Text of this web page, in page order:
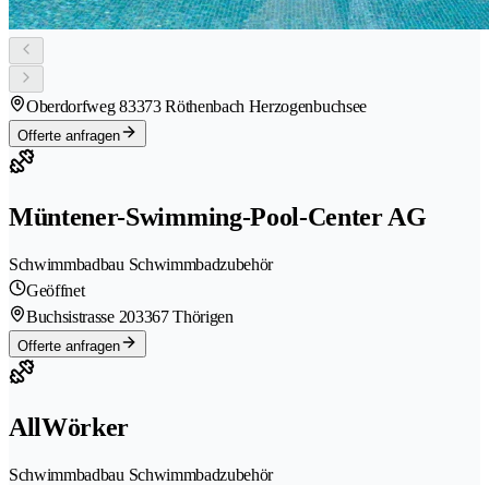
Oberdorfweg 83373 Röthenbach Herzogenbuchsee
Offerte anfragen
Müntener-Swimming-Pool-Center AG
Schwimmbadbau Schwimmbadzubehör
Geöffnet
Buchsistrasse 203367 Thörigen
Offerte anfragen
AllWörker
Schwimmbadbau Schwimmbadzubehör